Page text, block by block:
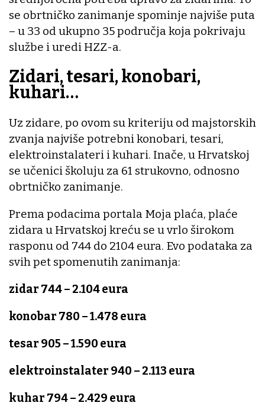
se obrtničko zanimanje spominje najviše puta
– u 33 od ukupno 35 područja koja pokrivaju
službe i uredi HZZ-a.
Zidari, tesari, konobari,
kuhari…
Uz zidare, po ovom su kriteriju od majstorskih
zvanja najviše potrebni konobari, tesari,
elektroinstalateri i kuhari. Inače, u Hrvatskoj
se učenici školuju za 61 strukovno, odnosno
obrtničko zanimanje.
Prema podacima portala Moja plaća, plaće
zidara u Hrvatskoj kreću se u vrlo širokom
rasponu od 744 do 2104 eura. Evo podataka za
svih pet spomenutih zanimanja:
zidar 744 – 2.104 eura
konobar 780 – 1.478 eura
tesar 905 – 1.590 eura
elektroinstalater 940 – 2.113 eura
kuhar 794 – 2.429 eura